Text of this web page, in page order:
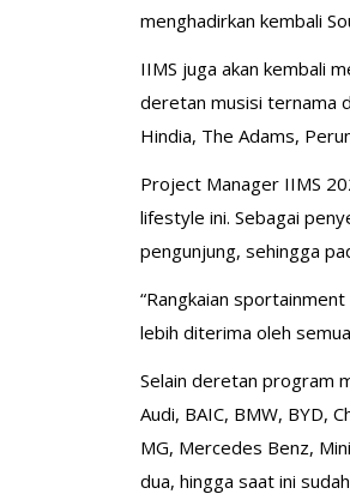
menghadirkan kembali
IIMS juga akan kembali
deretan musisi ternama
Hindia, The Adams,
Project Manager IIMS
lifestyle ini. Sebagai
pengunjung, sehingga
“Rangkaian
lebih diterima oleh
Selain deretan program
Audi, BAIC, BMW, BYD,
MG, Mercedes Benz,
dua, hingga saat ini